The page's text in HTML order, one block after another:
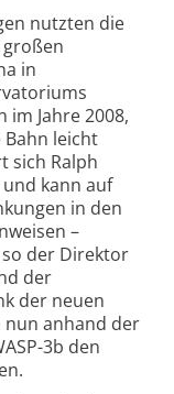
nutzten die
großen
in
im Jahre 2008,
Bahn leicht
sich Ralph
kann auf
in den
–
der Direktor
der
der neuen
nun anhand der
3b den